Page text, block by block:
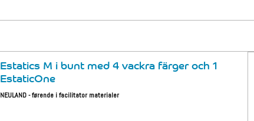
Estatics M i bunt med 4 vackra färger och 1
EstaticOne
NEULAND - førende i facilitator materialer